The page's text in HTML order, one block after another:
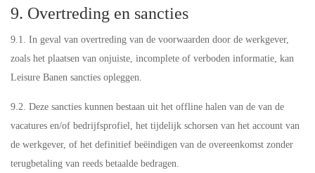
9. Overtreding en sancties
9.1. In geval van overtreding van de voorwaarden door de werkgever,
zoals het plaatsen van onjuiste, incomplete of verboden informatie, kan
Leisure Banen sancties opleggen.
9.2. Deze sancties kunnen bestaan uit het offline halen van de van de
vacatures en/of bedrijfsprofiel, het tijdelijk schorsen van het account van
de werkgever, of het definitief beëindigen van de overeenkomst zonder
terugbetaling van reeds betaalde bedragen.